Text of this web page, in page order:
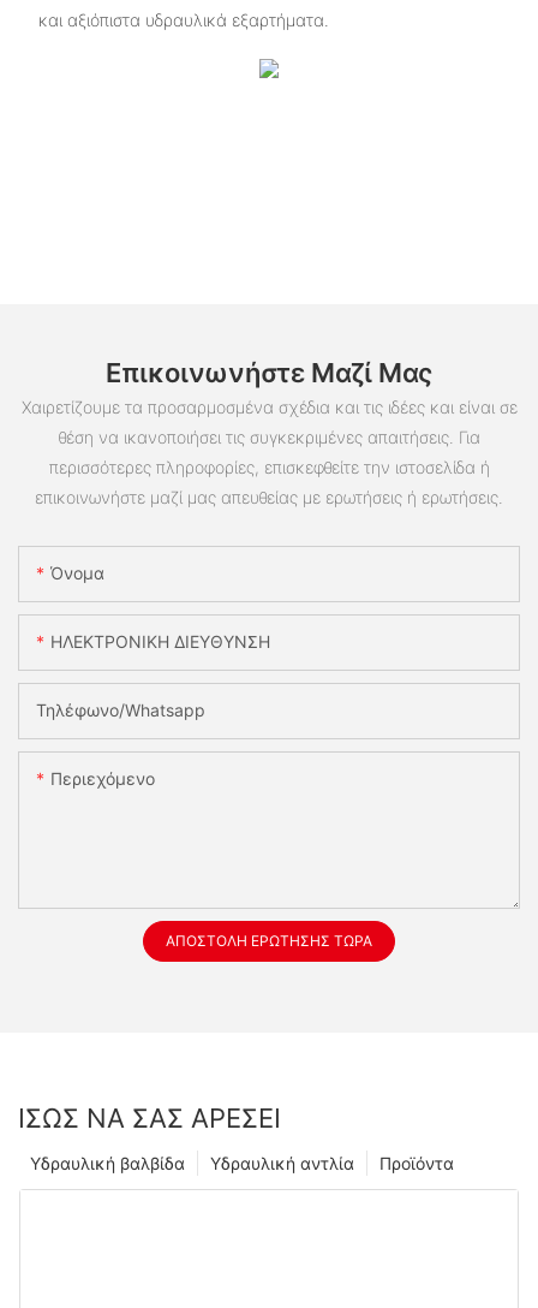
και αξιόπιστα υδραυλικά εξαρτήματα.
Επικοινωνήστε Μαζί Μας
Χαιρετίζουμε τα προσαρμοσμένα σχέδια και τις ιδέες και είναι σε
θέση να ικανοποιήσει τις συγκεκριμένες απαιτήσεις. Για
περισσότερες πληροφορίες, επισκεφθείτε την ιστοσελίδα ή
επικοινωνήστε μαζί μας απευθείας με ερωτήσεις ή ερωτήσεις.
Όνομα
ΗΛΕΚΤΡΟΝΙΚΗ ΔΙΕΥΘΥΝΣΗ
Τηλέφωνο/whatsapp
Περιεχόμενο
ΑΠΟΣΤΟΛΉ ΕΡΏΤΗΣΗΣ ΤΏΡΑ
ΊΣΩΣ ΝΑ ΣΑΣ ΑΡΈΣΕΙ
Προϊόντα
Υδραυλική αντλία
Υδραυλική βαλβίδα